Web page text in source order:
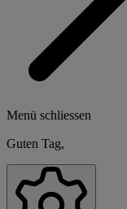
Menü schliessen
Guten Tag,